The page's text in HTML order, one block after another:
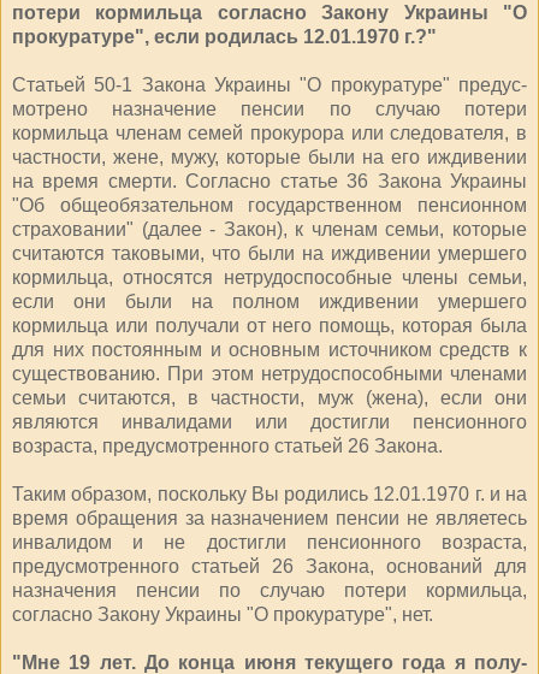
потери кормиль­ца согласно Закону Украины "О
прокуратуре", если родилась 12.01.1970 г.?"
Статьей 50-1 Закона Укра­ины "О прокуратуре" предус­
мотрено назначение пенсии по случаю потери
кормильца членам семей прокурора или следователя, в
частности, жене, мужу, которые были на его иждивении
на время смерти. Согласно статье 36 Закона Украины
"Об общеобязатель­ном государственном пенсионном
страховании" (далее - Закон), к чле­нам семьи, которые
считаются тако­выми, что были на иждивении умер­шего
кормильца, относятся нетру­доспособные члены семьи,
если они были на полном иждивении умершего
кормильца или получали от него помощь, которая была
для них постоянным и основным источником средств к
существованию. При этом нетрудоспособными членами
семьи считаются, в частности, муж (жена), если они
являются инвалидами или достигли пенсионного
возраста, пред­усмотренного статьей 26 Закона.
Таким образом, поскольку Вы родились 12.01.1970 г. и на
время обращения за назначением пенсии не являетесь
инвалидом и не достигли пенсионного возраста,
предусмот­ренного статьей 26 Закона, оснований для
назначения пенсии по случаю потери кормильца,
согласно Закону Украины "О прокуратуре", нет.
"Мне 19 лет. До конца июня текущего года я полу­